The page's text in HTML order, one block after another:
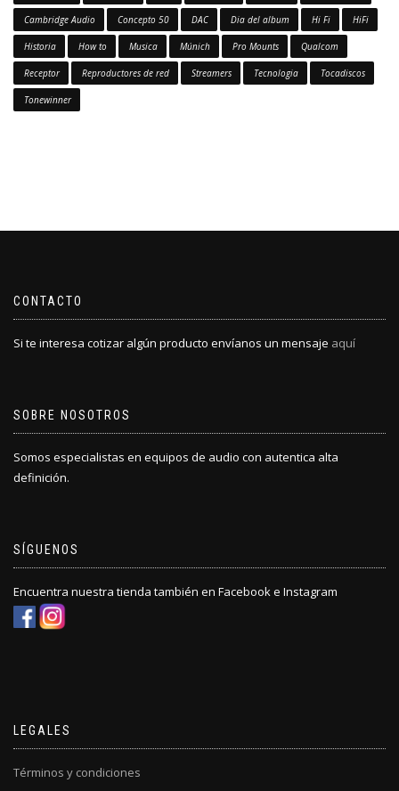
Cambridge Audio Concepto 50 DAC Dia del album Hi Fi HiFi
Historia How to Musica Múnich Pro Mounts Qualcom
Receptor Reproductores de red Streamers Tecnologia Tocadiscos
Tonewinner
CONTACTO
Si te interesa cotizar algún producto envíanos un mensaje aquí
SOBRE NOSOTROS
Somos especialistas en equipos de audio con autentica alta
definición.
SÍGUENOS
Encuentra nuestra tienda también en Facebook e Instagram
LEGALES
Términos y condiciones